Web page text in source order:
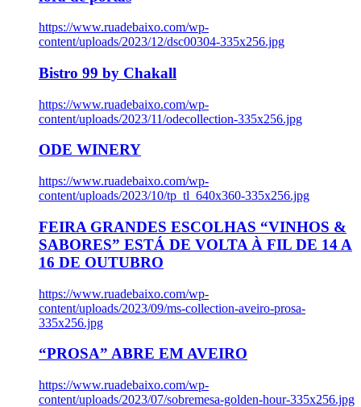
https://www.ruadebaixo.com/wp-
content/uploads/2023/12/dsc00304-335x256.jpg
Bistro 99 by Chakall
https://www.ruadebaixo.com/wp-
content/uploads/2023/11/odecollection-335x256.jpg
ODE WINERY
https://www.ruadebaixo.com/wp-
content/uploads/2023/10/tp_tl_640x360-335x256.jpg
FEIRA GRANDES ESCOLHAS “VINHOS &
SABORES” ESTÁ DE VOLTA À FIL DE 14 A
16 DE OUTUBRO
https://www.ruadebaixo.com/wp-
content/uploads/2023/09/ms-collection-aveiro-prosa-
335x256.jpg
“PROSA” ABRE EM AVEIRO
https://www.ruadebaixo.com/wp-
content/uploads/2023/07/sobremesa-golden-hour-335x256.jpg